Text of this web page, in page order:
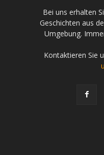
Bei uns erhalten
Geschichten aus
Umgebung.
Kontaktieren Sie